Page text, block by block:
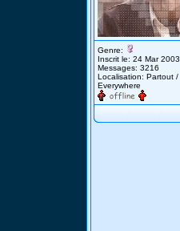
Genre:
Inscrit le: 24 Mar 2003
Messages: 3216
Localisation: Partout /
Everywhere